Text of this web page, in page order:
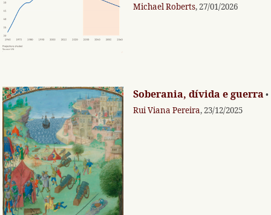
Michael Roberts, 27/01/2026
Soberania, dívida e guerra •
Rui Viana Pereira, 23/12/2025